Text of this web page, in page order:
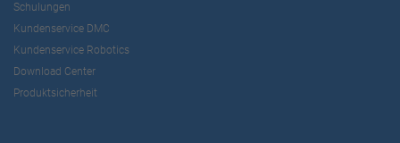
Schulungen
Kundenservice DMC
Kundenservice Robotics
Download Center
Produktsicherheit